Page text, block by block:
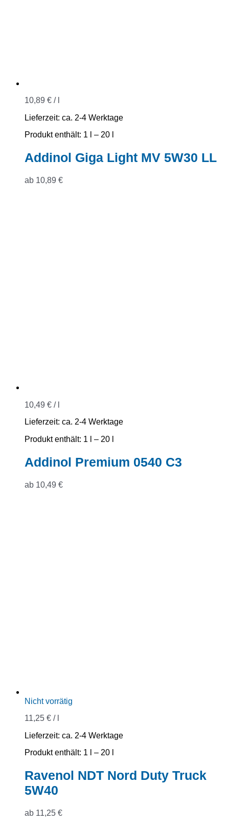
10,89 € /
Lieferzeit: ca. 2-4 Werktage
Produkt enthält: 1
– 20
Addinol Giga Light MV 5W30 LL
ab 10,89 €
10,49 € /
Lieferzeit: ca. 2-4 Werktage
Produkt enthält: 1
– 20
Addinol Premium 0540 C3
ab 10,49 €
Nicht vorrätig
11,25 € /
Lieferzeit: ca. 2-4 Werktage
Produkt enthält: 1
– 20
Ravenol NDT Nord Duty Truck
5W40
ab 11,25 €